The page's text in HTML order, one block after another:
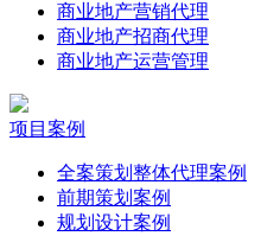
商业地产营销代理
商业地产招商代理
商业地产运营管理
项目案例
全案策划整体代理案例
前期策划案例
规划设计案例